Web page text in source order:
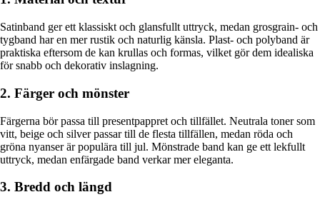
Satinband ger ett klassiskt och glansfullt uttryck, medan grosgrain- och
tygband har en mer rustik och naturlig känsla. Plast- och polyband är
praktiska eftersom de kan krullas och formas, vilket gör dem idealiska
för snabb och dekorativ inslagning.
2. Färger och mönster
Färgerna bör passa till presentpappret och tillfället. Neutrala toner som
vitt, beige och silver passar till de flesta tillfällen, medan röda och
gröna nyanser är populära till jul. Mönstrade band kan ge ett lekfullt
uttryck, medan enfärgade band verkar mer eleganta.
3. Bredd och längd